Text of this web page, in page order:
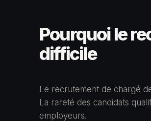
Pourquoi le
difficile
Le recrutement de chargé
La rareté des candidats
employeurs.